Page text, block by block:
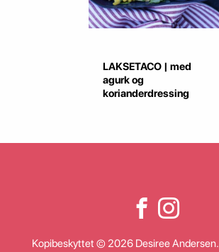
LAKSETACO | med
agurk og
korianderdressing
Kopibeskyttet © 2026 Desiree Andersen.